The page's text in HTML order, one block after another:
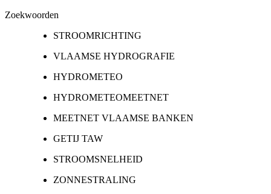
Zoekwoorden
STROOMRICHTING
VLAAMSE HYDROGRAFIE
HYDROMETEO
HYDROMETEOMEETNET
MEETNET VLAAMSE BANKEN
GETIJ TAW
STROOMSNELHEID
ZONNESTRALING